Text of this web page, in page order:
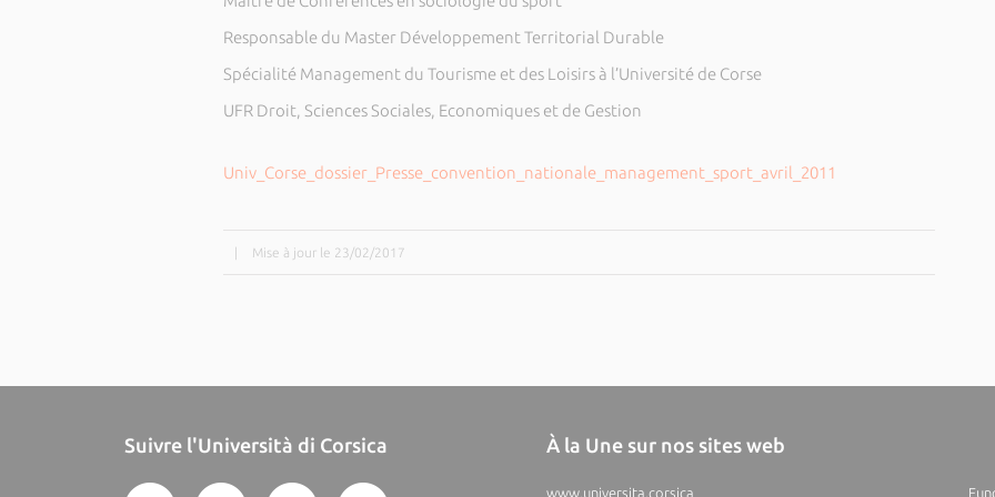
Responsable du Master Développement Territorial Durable
Spécialité Management du Tourisme et des Loisirs à l’Université de Corse
UFR Droit, Sciences Sociales, Economiques et de Gestion
Univ_Corse_dossier_Presse_convention_nationale_management_sport_avril_2011
Mise à jour le 23/02/2017
Suivre l'Università di Corsica À la Une sur nos sites web
www.universita.corsica